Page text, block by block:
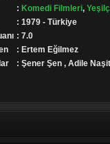
: Komedi Filmleri,
: 1979 - Türkiye
: 7.0
: Ertem Eğilmez
: Şener Şen , Adile